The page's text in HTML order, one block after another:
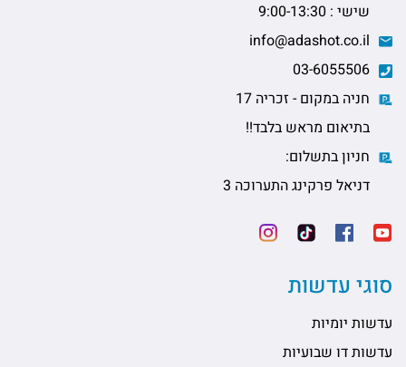
שישי : 9:00-13:30
חניה במקום - זכריה 17
בתיאום מראש בלבד!!
חניון בתשלום:
דניאל פרקינג התערוכה 3
סוגי עדשות
עדשות יומיות
עדשות דו שבועיות